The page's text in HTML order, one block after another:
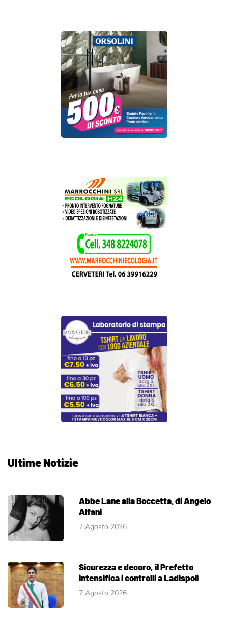
Ultime Notizie
Abbe Lane alla Boccetta. di Angelo
Alfani
7 Agosto 2026
Sicurezza e decoro, il Prefetto
intensifica i controlli a Ladispoli
7 Agosto 2026